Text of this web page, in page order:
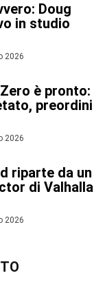
Doug
in studio
2026
è pronto:
preordini
2026
riparte da un
di Valhalla
2026